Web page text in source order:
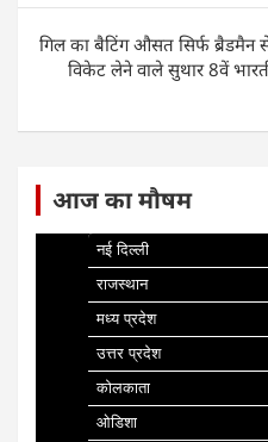
o
k
p
गिल का बैटिंग औसत सिर्फ
विकेट लेने वाले सुथार 8वें
आज का मौषम
नई दिल्ली
राजस्थान
मध्य प्रदेश
उत्तर प्रदेश
कोलकाता
ओडिशा